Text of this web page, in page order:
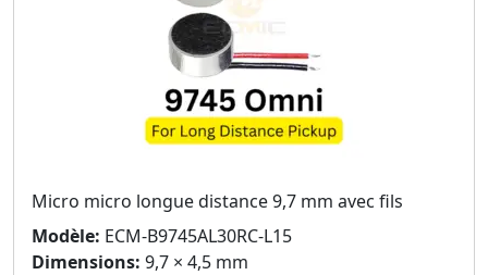
Micro micro longue distance 9,7 mm avec fils
Modèle: ECM-B9745AL30RC-L15
Dimensions: 9,7 × 4,5 mm